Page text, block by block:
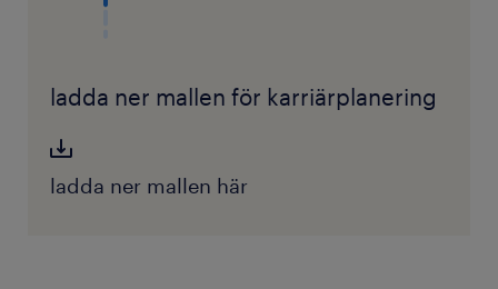
ladda ner mallen för karriärplanering
ladda ner mallen här